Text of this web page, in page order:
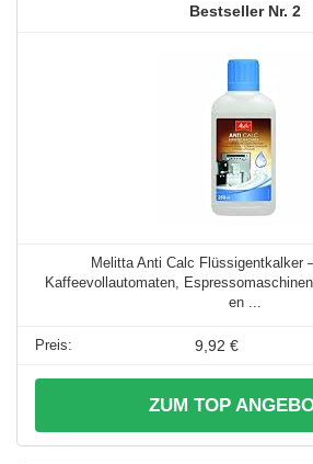
2
Melitta Anti Calc Flüssigentkalker
Kaffeevollautomaten,
en ...
9,92 €
ZUM TOP